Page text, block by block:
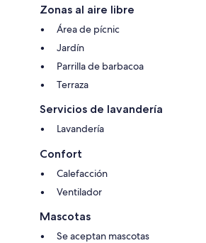
Zonas al aire libre
Área de pícnic
Jardín
Parrilla de barbacoa
Terraza
Servicios de lavandería
Lavandería
Confort
Calefacción
Ventilador
Mascotas
Se aceptan mascotas